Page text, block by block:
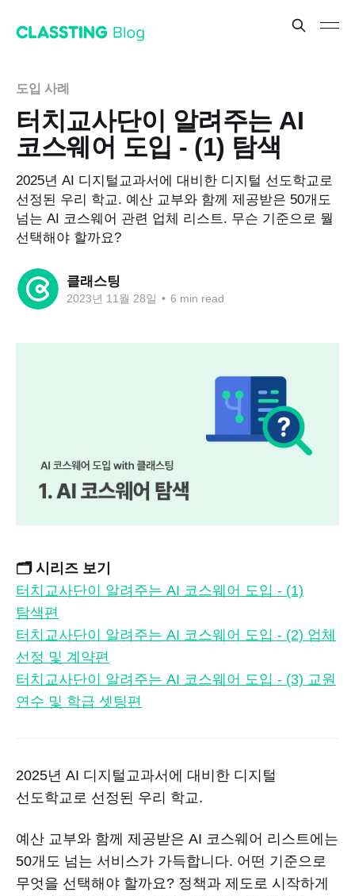
도입 사례
터치교사단이 알려주는 AI
코스웨어 도입 - (1) 탐색
2025년 AI 디지털교과서에 대비한 디지털 선도학교로
선정된 우리 학교. 예산 교부와 함께 제공받은 50개도
넘는 AI 코스웨어 관련 업체 리스트. 무슨 기준으로 뭘
선택해야 할까요?
클래스팅
2023년 11월 28일 • 6 min read
🗂️ 시리즈 보기
터치교사단이 알려주는 AI 코스웨어 도입 - (1)
탐색편
터치교사단이 알려주는 AI 코스웨어 도입 - (2) 업체
선정 및 계약편
터치교사단이 알려주는 AI 코스웨어 도입 - (3) 교원
연수 및 학급 셋팅편
2025년 AI 디지털교과서에 대비한 디지털
선도학교로 선정된 우리 학교.
예산 교부와 함께 제공받은 AI 코스웨어 리스트에는
50개도 넘는 서비스가 가득합니다. 어떤 기준으로
무엇을 선택해야 할까요? 정책과 제도로 시작하게